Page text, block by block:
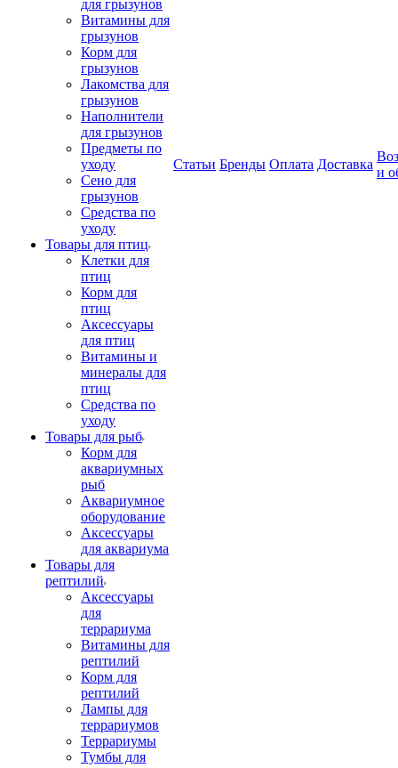
для грызунов
Витамины для
грызунов
Корм для
грызунов
Лакомства для
грызунов
Наполнители
для грызунов
Предметы по
уходу
Сено для
грызунов
Средства по
уходу
Товары для птиц
Клетки для
птиц
Корм для
птиц
Аксессуары
для птиц
Витамины и
минералы для
птиц
Средства по
уходу
Товары для рыб
Корм для
аквариумных
рыб
Аквариумное
оборудование
Аксессуары
для аквариума
Товары для
рептилий
Аксессуары
для
террариума
Витамины для
рептилий
Корм для
рептилий
Лампы для
террариумов
Террариумы
Тумбы для
Статьи Бренды Оплата Доставка
и